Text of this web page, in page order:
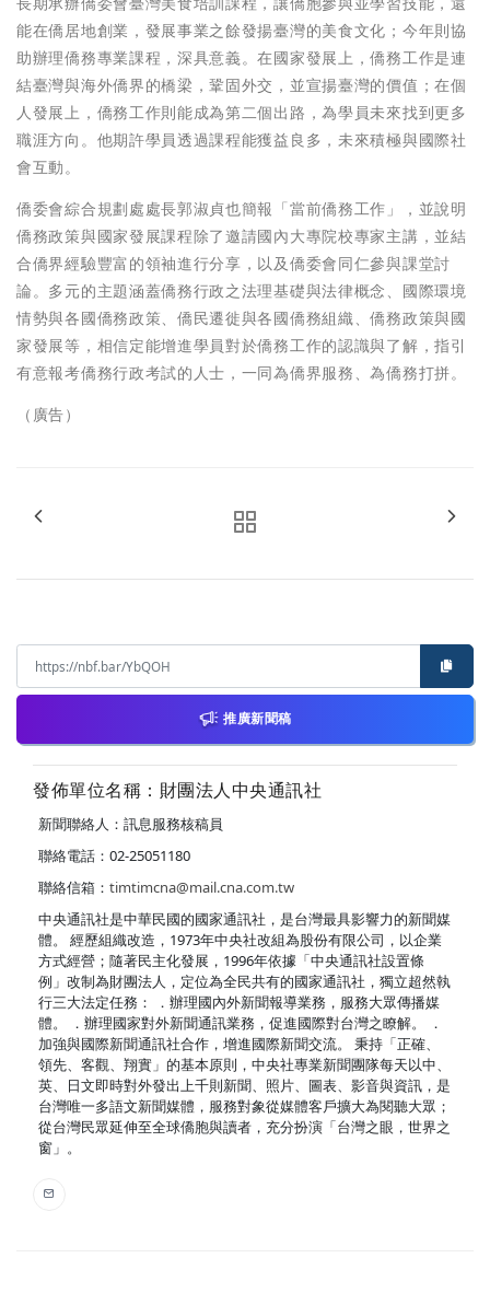
能在僑居地創業，發展事業之餘發揚臺灣的美食文化；今年則協
助辦理僑務專業課程，深具意義。在國家發展上，僑務工作是連
結臺灣與海外僑界的橋梁，鞏固外交，並宣揚臺灣的價值；在個
人發展上，僑務工作則能成為第二個出路，為學員未來找到更多
職涯方向。他期許學員透過課程能獲益良多，未來積極與國際社
會互動。
僑委會綜合規劃處處長郭淑貞也簡報「當前僑務工作」，並說明
僑務政策與國家發展課程除了邀請國內大專院校專家主講，並結
合僑界經驗豐富的領袖進行分享，以及僑委會同仁參與課堂討
論。多元的主題涵蓋僑務行政之法理基礎與法律概念、國際環境
情勢與各國僑務政策、僑民遷徙與各國僑務組織、僑務政策與國
家發展等，相信定能增進學員對於僑務工作的認識與了解，指引
有意報考僑務行政考試的人士，一同為僑界服務、為僑務打拼。
（廣告）
推廣新聞稿
發佈單位名稱：財團法人中央通訊社
新聞聯絡人：訊息服務核稿員
聯絡電話：02-25051180
聯絡信箱： timtimcna@mail.cna.com.tw
中央通訊社是中華民國的國家通訊社，是台灣最具影響力的新聞媒
體。 經歷組織改造，1973年中央社改組為股份有限公司，以企業
方式經營；隨著民主化發展，1996年依據「中央通訊社設置條
例」改制為財團法人，定位為全民共有的國家通訊社，獨立超然執
行三大法定任務： ．辦理國內外新聞報導業務，服務大眾傳播媒
體。 ．辦理國家對外新聞通訊業務，促進國際對台灣之瞭解。 ．
加強與國際新聞通訊社合作，增進國際新聞交流。 秉持「正確、
領先、客觀、翔實」的基本原則，中央社專業新聞團隊每天以中、
英、日文即時對外發出上千則新聞、照片、圖表、影音與資訊，是
台灣唯一多語文新聞媒體，服務對象從媒體客戶擴大為閱聽大眾；
從台灣民眾延伸至全球僑胞與讀者，充分扮演「台灣之眼，世界之
窗」。